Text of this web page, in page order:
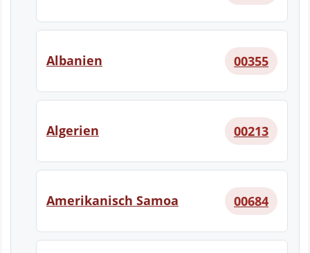
Albanien 00355
Algerien 00213
Amerikanisch Samoa 00684